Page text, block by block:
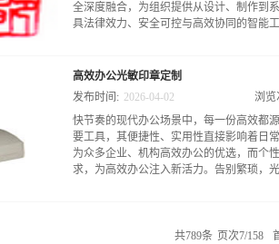
子身份证”，实现从“肉眼辨真伪”到“系统
难题传统印章管理依赖人工监督，用印审
码、人脸等多重身份核验，杜绝非授权操
文件信息等全维度数据，形成不可篡改的
全深度融合，为组织提供从设计、制作到
具法律效力、安全可控与高效协同的智能
印章的智能进化芯片印章并非简单的技术
清晰印迹、符合规范外观的基础上，于章
如同印章的“电子身份证”，存储着唯一且
价值在于实现了“物理防伪+数字认证”的
上增加仿制难度；另一方面，芯片内的加
即可快速核验真伪，彻底告别仅靠肉眼比
互能力，可记录用印时间、使用场景等关
会与客户深入沟通，明确印章的使用场景
高效办公光敏印章定制
快节奏的现代办公场景中，每一份高效都
要工具，其便捷性、实用性直接影响着日
为众多企业、机构高效办公的优选，而个
求，为高效办公注入新活力。告别繁琐，
糊、沾染文件的问题；要么制作周期漫
发布时间: 2026-04-02 浏览
共789条 页次7/158